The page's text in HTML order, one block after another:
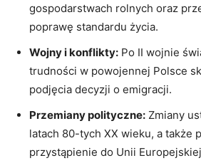
gospodarstwach rolnych oraz
poprawę standardu życia.
Wojny i konflikty: Po II wojnie
trudności w powojennej Polsce
podjęcia decyzji o emigracji.
Przemiany polityczne: Zmiany
latach 80-tych XX wieku, a także
przystąpienie do Unii